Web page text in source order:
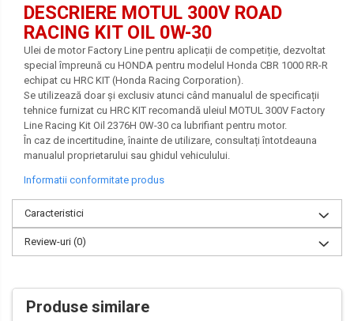
DESCRIERE MOTUL 300V ROAD
RACING KIT OIL 0W-30
Ulei de motor Factory Line pentru aplicații de competiție, dezvoltat
special împreună cu HONDA pentru modelul Honda CBR 1000 RR-R
echipat cu HRC KIT (Honda Racing Corporation).
Se utilizează doar și exclusiv atunci când manualul de specificații
tehnice furnizat cu HRC KIT recomandă uleiul MOTUL 300V Factory
Line Racing Kit Oil 2376H 0W-30 ca lubrifiant pentru motor.
În caz de incertitudine, înainte de utilizare, consultați întotdeauna
manualul proprietarului sau ghidul vehiculului.
Informatii conformitate produs
Caracteristici
Review-uri (0)
Produse similare